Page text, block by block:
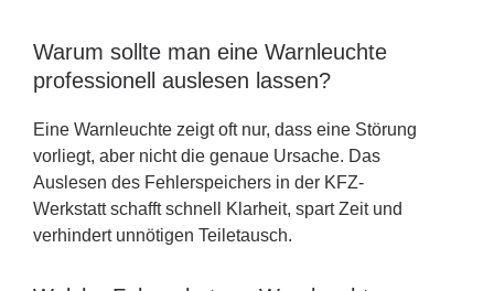
Warum sollte man eine Warnleuchte
professionell auslesen lassen?
Eine Warnleuchte zeigt oft nur, dass eine Störung
vorliegt, aber nicht die genaue Ursache. Das
Auslesen des Fehlerspeichers in der KFZ-
Werkstatt schafft schnell Klarheit, spart Zeit und
verhindert unnötigen Teiletausch.